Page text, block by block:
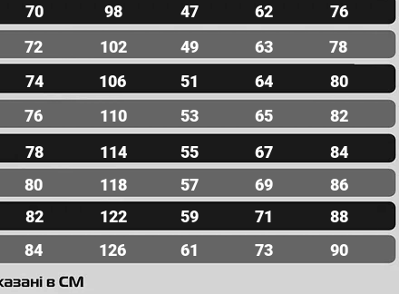
70 98 47 62
76
72
74
80
76
78
82
84
102
106
122
126
110
118
114
49
55
51
53
57
59
61
63
64
67
73
65
69
71
78
80
82
84
86
88
90